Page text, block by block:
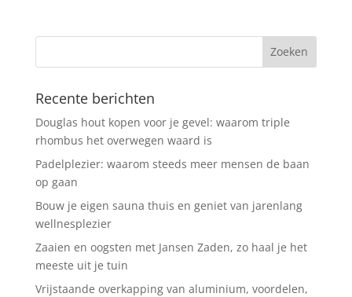
Recente berichten
Douglas hout kopen voor je gevel: waarom triple
rhombus het overwegen waard is
Padelplezier: waarom steeds meer mensen de baan
op gaan
Bouw je eigen sauna thuis en geniet van jarenlang
wellnesplezier
Zaaien en oogsten met Jansen Zaden, zo haal je het
meeste uit je tuin
Vrijstaande overkapping van aluminium, voordelen,